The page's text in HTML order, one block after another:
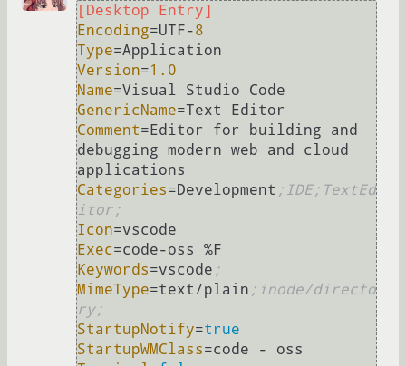
[Desktop Entry]
Encoding=UTF-8
Type
Version=1.0
Name
GenericName
Comment=Editor for building and
debugging modern web and cloud
Categories=Development ;IDE;TextEd
itor;
Icon
Exec
Keywords=vscode ;
MimeType=text/plain ;inode/directo
ry;
StartupNotify=true
StartupWMClass